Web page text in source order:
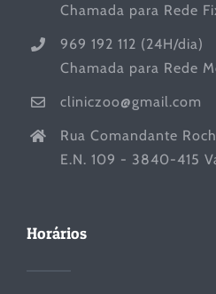
Chamada para Rede
969 192 112 (24H/dia)
Chamada para Rede
cliniczoo@gmail.com
Rua Comandante
E.N. 109 - 3840-415
Horários